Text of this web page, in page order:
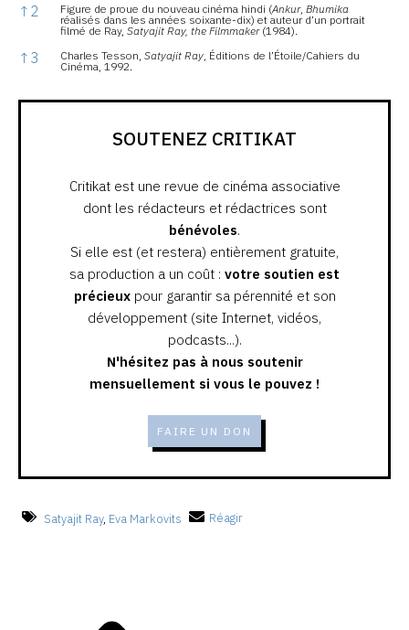
↑ 2 Figure de proue du nouveau cinéma hindi (Ankur, Bhumika
réalisés dans les années soixante-dix) et auteur d’un portrait
filmé de Ray, Satyajit Ray, the Filmmaker(1984).
↑ 3 Charles Tesson, Satyajit Ray , Éditions de l’Étoile/Cahiers du
Cinéma, 1992.
SOUTENEZ CRITIKAT
Critikat est une revue de cinéma associative
dont les rédacteurs et rédactrices sont
bénévoles.
Si elle est (et restera) entièrement gratuite,
sa production a un coût : votre soutien est
précieuxpour garantir sa pérennité et son
développement (site Internet, vidéos,
podcasts...).
N'hésitez pas à nous soutenir
mensuellement si vous le pouvez !
FAIRE UN DON
Satyajit Ray, Eva Markovits Réagir